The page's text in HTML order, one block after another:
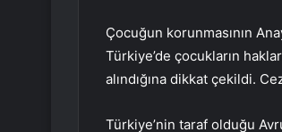
Çocuğun korunmasının
Türkiye’de çocukların
alındığına dikkat çekildi.
Türkiye’nin taraf olduğu